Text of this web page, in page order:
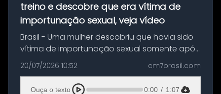
treino e descobre que era vítima de
importunação sexual, veja vídeo
Brasil - Uma mulher descobriu que havia sido
vítima de importunação sexual somente após
assistir a um vídeo que gravou enquanto
treinava na academia de um condomínio em
Feira de Santana, na Bahia. O c...
20/07/2026 10:52 cm7brasil.com
Ouça o texto 0:00 / 1:07